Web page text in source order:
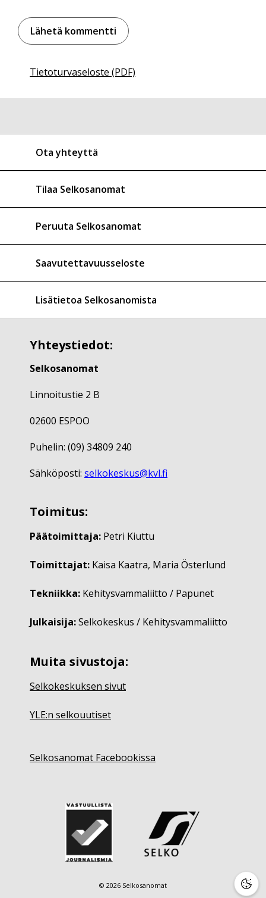
Tietoturvaseloste (PDF)
Ota yhteyttä
Tilaa Selkosanomat
Peruuta Selkosanomat
Saavutettavuusseloste
Lisätietoa Selkosanomista
Yhteystiedot:
Selkosanomat
Linnoitustie 2 B
02600 ESPOO
Puhelin: (09) 34809 240
Sähköposti: selkokeskus@kvl.fi
Toimitus:
Päätoimittaja: Petri Kiuttu
Toimittajat: Kaisa Kaatra, Maria Österlund
Tekniikka: Kehitysvammaliitto / Papunet
Julkaisija:Selkokeskus / Kehitysvammaliitto
Muita sivustoja:
Selkokeskuksen sivut
YLE:n selkouutiset
Selkosanomat Facebookissa
© 2026 Selkosanomat